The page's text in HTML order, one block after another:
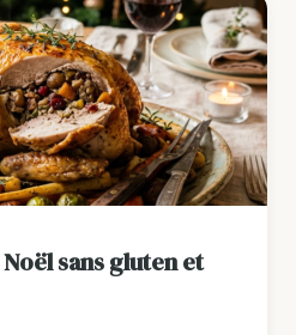
sans gluten et